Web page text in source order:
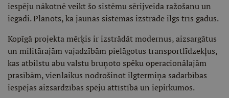
iespēju nākotnē veikt šo sistēmu sērijveida ražošanu un
iegādi. Plānots, ka jaunās sistēmas izstrāde ilgs trīs gadus.
Kopīgā projekta mērķis ir izstrādāt modernus, aizsargātus
un militārajām vajadzībām pielāgotus transportlīdzekļus,
kas atbilstu abu valstu bruņoto spēku operacionālajām
prasībām, vienlaikus nodrošinot ilgtermiņa sadarbības
iespējas aizsardzības spēju attīstībā un iepirkumos.